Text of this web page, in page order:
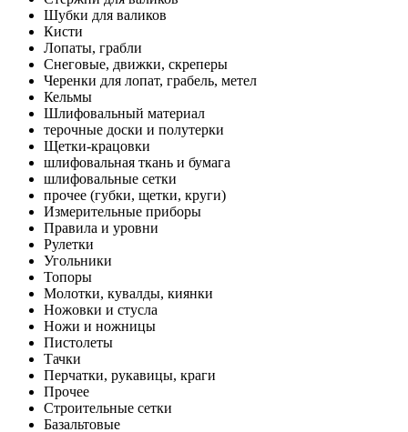
Шубки для валиков
Кисти
Лопаты, грабли
Снеговые, движки, скреперы
Черенки для лопат, грабель, метел
Кельмы
Шлифовальный материал
терочные доски и полутерки
Щетки-крацовки
шлифовальная ткань и бумага
шлифовальные сетки
прочее (губки, щетки, круги)
Измерительные приборы
Правила и уровни
Рулетки
Угольники
Топоры
Молотки, кувалды, киянки
Ножовки и стусла
Ножи и ножницы
Пистолеты
Тачки
Перчатки, рукавицы, краги
Прочее
Строительные сетки
Базальтовые